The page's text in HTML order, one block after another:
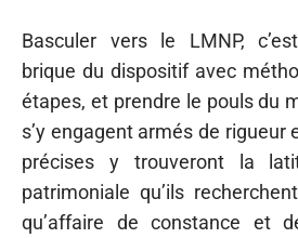
Basculer vers le LMNP,
brique du dispositif avec
étapes, et prendre le pouls du
s’y engagent armés de rigueur
précises y trouveront la
patrimoniale qu’ils
qu’affaire de constance et